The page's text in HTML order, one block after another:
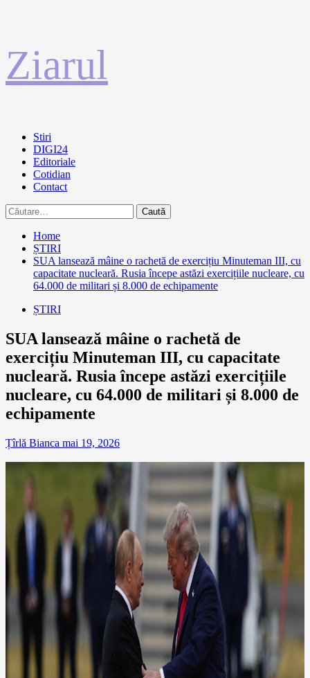
la
conținut
Ziarul
Primary
Menu
Stiri
DIGI24
Editoriale
Cotidian
Contact
Caută
după:
Home
ȘTIRI
SUA lansează mâine o rachetă de exercițiu Minuteman III, cu
capacitate nucleară. Rusia începe astăzi exercițiile nucleare, cu
64.000 de militari și 8.000 de echipamente
ȘTIRI
SUA lansează mâine o rachetă de
exercițiu Minuteman III, cu capacitate
nucleară. Rusia începe astăzi exercițiile
nucleare, cu 64.000 de militari și 8.000 de
echipamente
Țîrlă Bianca mai 19, 2026